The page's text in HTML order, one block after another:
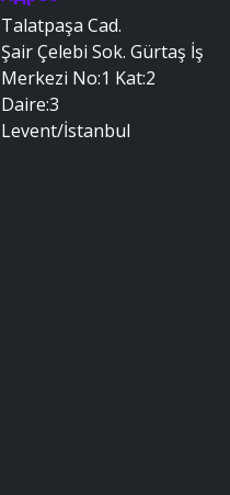
Talatpaşa Cad.
Şair Çelebi Sok. Gürtaş İş
Merkezi No:1 Kat:2
Daire:3
Levent/İstanbul